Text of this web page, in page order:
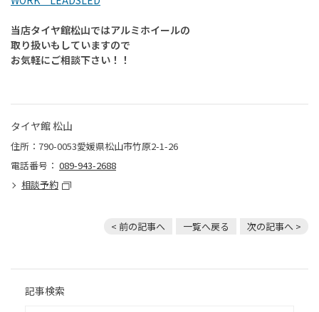
当店タイヤ館松山ではアルミホイールの
取り扱いもしていますので
お気軽にご相談下さい！！
タイヤ館 松山
住所：790-0053愛媛県松山市竹原2-1-26
電話番号： 089-943-2688
相談予約
< 前の記事へ 一覧へ戻る 次の記事へ >
記事検索